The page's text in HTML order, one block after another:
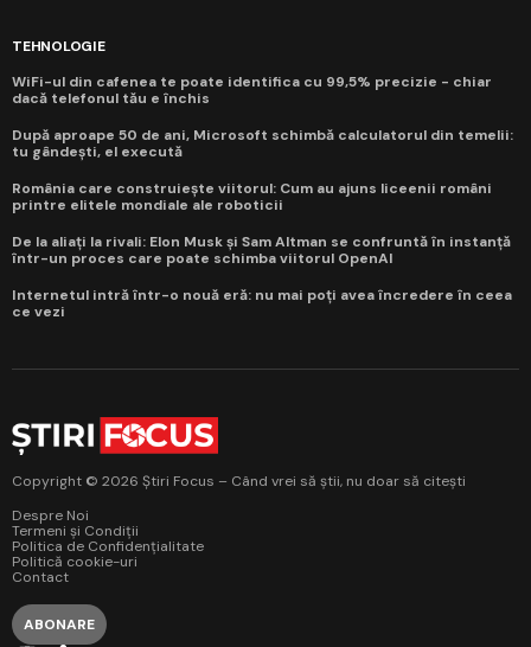
TEHNOLOGIE
WiFi-ul din cafenea te poate identifica cu 99,5% precizie - chiar
dacă telefonul tău e închis
După aproape 50 de ani, Microsoft schimbă calculatorul din temelii:
tu gândești, el execută
România care construiește viitorul: Cum au ajuns liceenii români
printre elitele mondiale ale roboticii
De la aliați la rivali: Elon Musk și Sam Altman se confruntă în instanță
într-un proces care poate schimba viitorul OpenAI
Internetul intră într-o nouă eră: nu mai poți avea încredere în ceea
ce vezi
Copyright © 2026 Știri Focus – Când vrei să știi, nu doar să citești
Despre Noi
Termeni și Condiții
Politica de Confidențialitate
Politică cookie-uri
Contact
ABONARE